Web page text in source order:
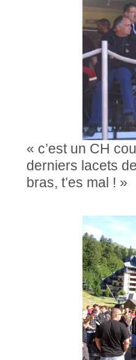
« c’est un CH
derniers lacets
bras, t’es mal ! »